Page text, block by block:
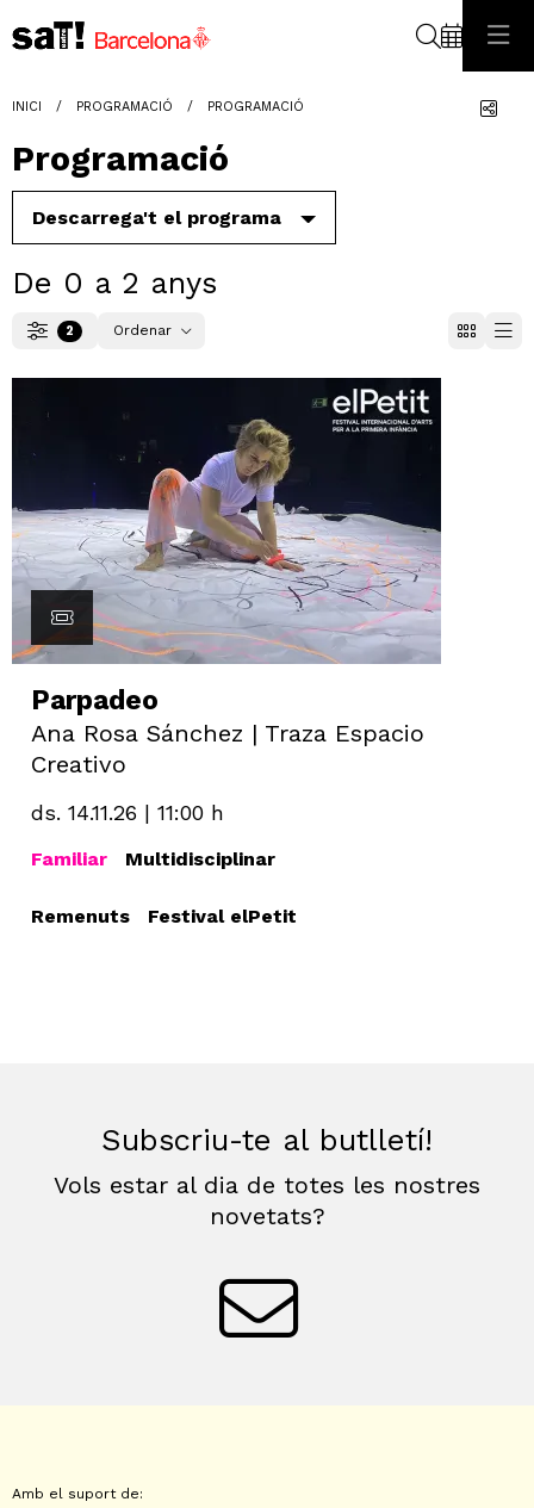
INICI PROGRAMACIÓ PROGRAMACIÓ
Programació
Descarrega't el programa
De 0 a 2 anys
Filtrar
2 Ordenar
Parpadeo
Ana Rosa Sánchez | Traza Espacio
Creativo
ds. 14.11.26 | 11:00 h
Familiar Multidisciplinar
Remenuts Festival elPetit
Subscriu-te al butlletí!
Vols estar al dia de totes les nostres
novetats?
Amb el suport de: